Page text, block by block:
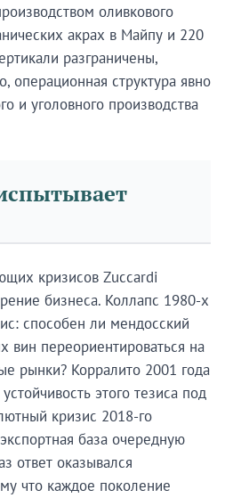
оливкового
акрах в Майпу и 220
разграничены,
операционная структура явно
и уголовного производства
кризисов Zuccardi
бизнеса. Коллапс 1980-х
способен ли мендосский
вин переориентироваться на
рынки? Корралито 2001 года
этого тезиса под
кризис 2018-го
база очередную
ответ оказывался
что каждое поколение